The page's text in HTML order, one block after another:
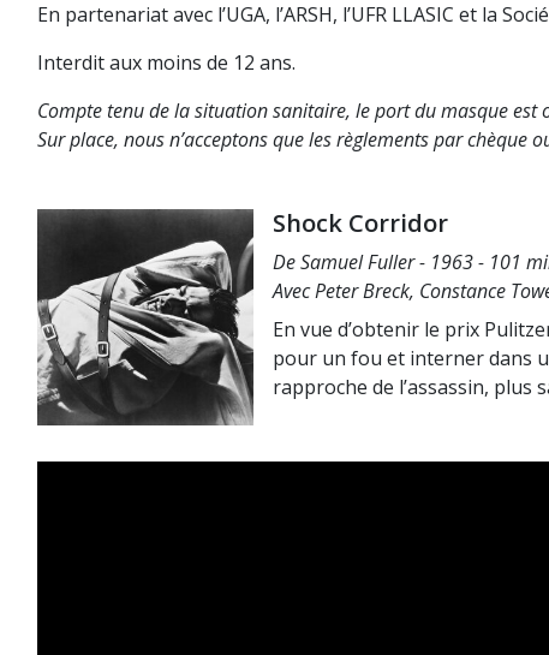
En partenariat avec l’UGA, l’ARSH, l’UFR LLASIC et la
Interdit aux moins de 12 ans.
Compte tenu de la situation sanitaire, le port du masque
Sur place, nous n’acceptons que les règlements par chèque
Shock Corridor
De Samuel Fuller - 1963 - 101
Avec Peter Breck, Constance
En vue d’obtenir le prix
pour un fou et interner dans
rapproche de l’assassin, plus